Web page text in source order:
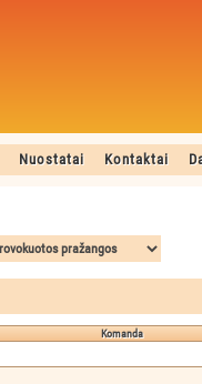
Nuostatai Kontaktai
Komanda